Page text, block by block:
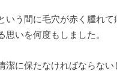
いう間に毛穴が赤く腫れて
いを何度もしました。
潔に保たなければならない